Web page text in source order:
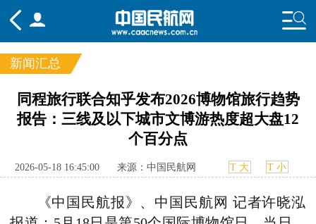
频道
头条 要闻 国内 国际
行业
智库 专题
新闻汇总
同程旅行联合知乎发布2026博物馆旅行趋势
报告：三线及以下城市文博游热度超大盘12
个百分点
2026-05-18 16:45:00 来源：中国民航网 T 大 T 小
《中国民航报》、中国民航网 记者许晓泓